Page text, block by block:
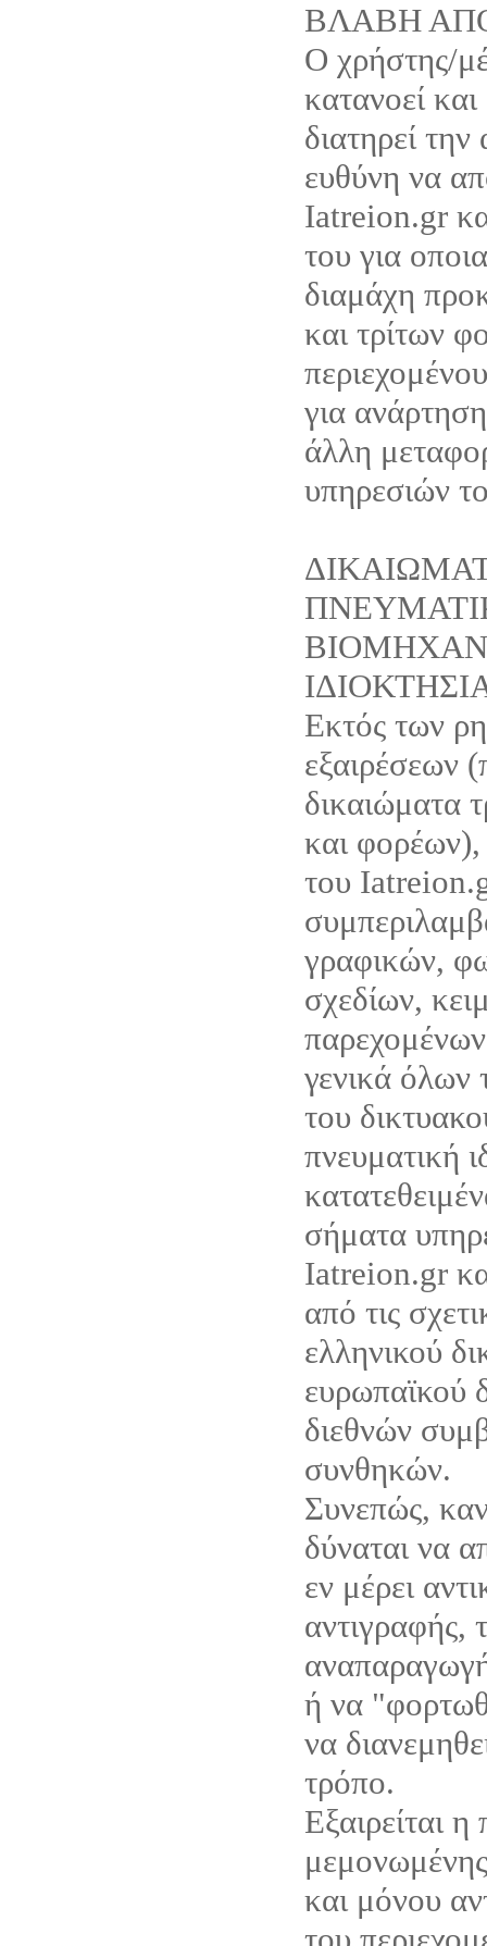
ΒΛΑΒΗ
Ο χρήστης/
κατανοεί και
διατηρεί
ευθύνη να
Iatreion.gr
του για
διαμάχη
και τρίτων
για
άλλη
υπηρεσιών
Εκτός των
εξαιρέσεων
δικαιώματα
και φορέων),
του
γραφικών,
σχεδίων,
γενικά όλων
του
πνευματική
σήματα
Iatreion.gr
από τις
ελληνικού
ευρωπαϊκού
διεθνών
συνθηκών.
Συνεπώς,
δύναται να
εν μέρει
αντιγραφής,
ή να
να
τρόπο.
Εξαιρείται
και μόνου